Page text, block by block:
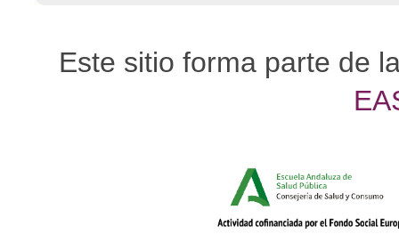
Este sitio forma parte de